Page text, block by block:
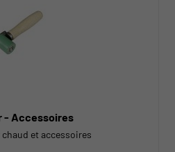
- Accessoires
chaud et accessoires